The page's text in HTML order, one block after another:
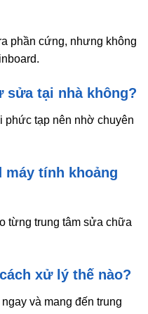
phần cứng, nhưng không
sửa tại nhà không?
phức tạp nên nhờ chuyên
máy tính khoảng
từng trung tâm sửa chữa
xử lý thế nào?
và mang đến trung